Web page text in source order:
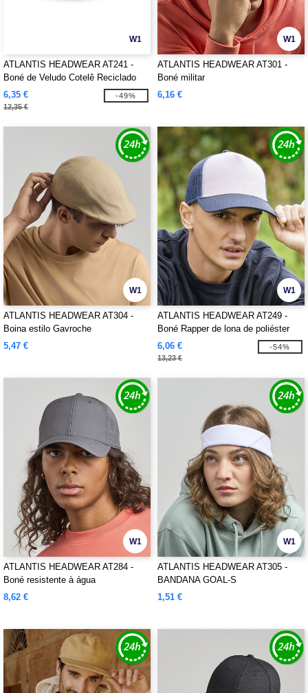
W1
ATLANTIS HEADWEAR AT241 -
Boné de Veludo Cotelê Reciclado
6,35 €
12,35 €
-49%
W1
ATLANTIS HEADWEAR AT301 -
Boné militar
6,16 €
W1
ATLANTIS HEADWEAR AT304 -
Boina estilo Gavroche
5,47 €
W1
ATLANTIS HEADWEAR AT249 -
Boné Rapper de lona de poliéster
reciclado
6,06 €
13,23 €
-54%
W1
ATLANTIS HEADWEAR AT284 -
Boné resistente à água
8,62 €
W1
ATLANTIS HEADWEAR AT305 -
BANDANA GOAL-S
1,51 €